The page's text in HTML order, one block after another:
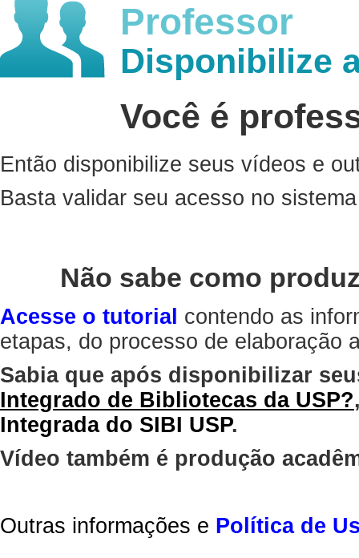
Professor
Disponibilize
Você é
Então disponibilize seus vídeos e
Basta validar seu acesso no
Não sabe como
Acesse o tutorial contendo as
etapas, do processo de elaboração
Sabia que após disponibilizar
Integrado de Bibliotecas da USP?
Integrada do SIBI USP.
Vídeo também é produção
Outras informações e Política de